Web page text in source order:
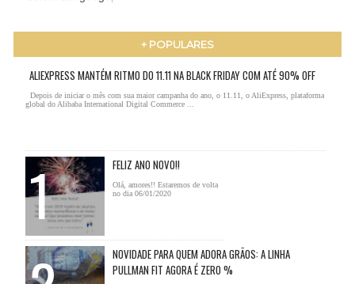
+ POPULARES
ALIEXPRESS MANTÉM RITMO DO 11.11 NA BLACK FRIDAY COM ATÉ 90% OFF
Depois de iniciar o mês com sua maior campanha do ano, o 11.11, o AliExpress, plataforma
global do Alibaba International Digital Commerce ...
FELIZ ANO NOVO!!
Olá, amores!! Estaremos de volta
no dia 06/01/2020
NOVIDADE PARA QUEM ADORA GRÃOS: A LINHA
PULLMAN FIT AGORA É ZERO %